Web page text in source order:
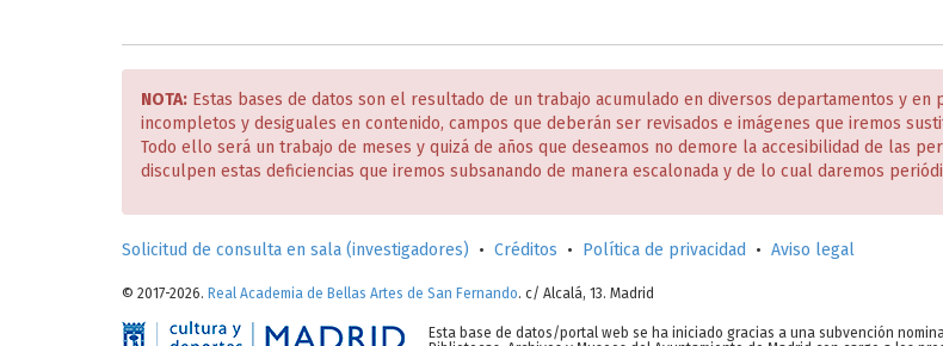
NOTA: Estas bases de datos son el resultado de un trabajo acumulado en diversos departamentos y
incompletos y desiguales en contenido, campos que deberán ser revisados e imágenes que iremos
Todo ello será un trabajo de meses y quizá de años que deseamos no demore la accesibilidad de las
disculpen estas deficiencias que iremos subsanando de manera escalonada y de lo cual daremos
Solicitud de consulta en sala (investigadores) • Créditos • Política de privacidad • Aviso legal
© 2017-2026. Real Academia de Bellas Artes de San Fernando. c/ Alcalá, 13. Madrid
Esta base de datos/portal web se ha iniciado gracias a una subvención